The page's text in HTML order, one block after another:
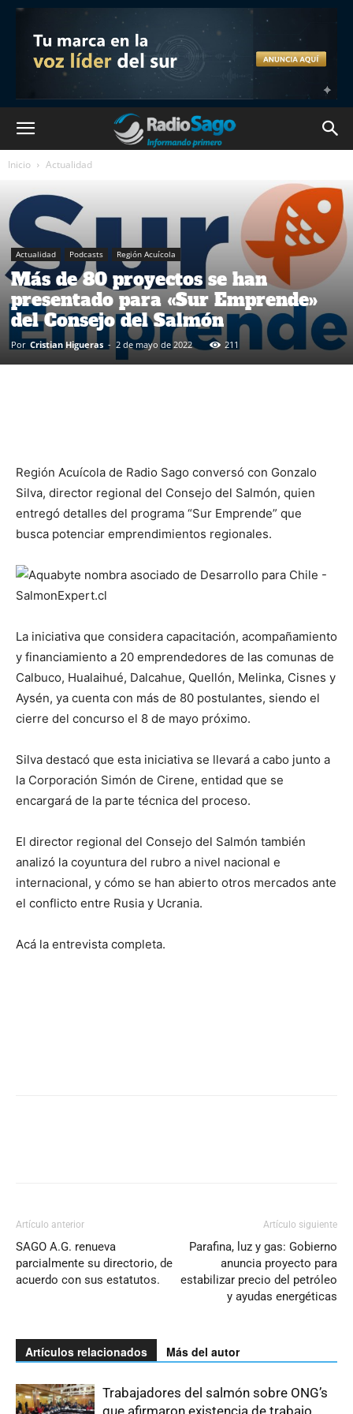
Inicio Actualidad
Actualidad Podcasts Región Acuícola
Más de 80 proyectos se han
presentado para «Sur Emprende»
del Consejo del Salmón
Por Cristian Higueras - 2 de mayo de 2022 211
Región Acuícola de Radio Sago conversó con Gonzalo
Silva, director regional del Consejo del Salmón, quien
entregó detalles del programa “Sur Emprende” que
busca potenciar emprendimientos regionales.
La iniciativa que considera capacitación, acompañamiento
y financiamiento a 20 emprendedores de las comunas de
Calbuco, Hualaihué, Dalcahue, Quellón, Melinka, Cisnes y
Aysén, ya cuenta con más de 80 postulantes, siendo el
cierre del concurso el 8 de mayo próximo.
Silva destacó que esta iniciativa se llevará a cabo junto a
la Corporación Simón de Cirene, entidad que se
encargará de la parte técnica del proceso.
El director regional del Consejo del Salmón también
analizó la coyuntura del rubro a nivel nacional e
internacional, y cómo se han abierto otros mercados ante
el conflicto entre Rusia y Ucrania.
Acá la entrevista completa.
Artículo anterior
SAGO A.G. renueva
parcialmente su directorio, de
acuerdo con sus estatutos.
Artículo siguiente
Parafina, luz y gas: Gobierno
anuncia proyecto para
estabilizar precio del petróleo
y ayudas energéticas
Artículos relacionados Más del autor
Trabajadores del salmón sobre ONG’s